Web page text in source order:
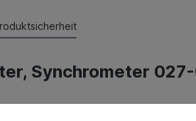
Synchrometer